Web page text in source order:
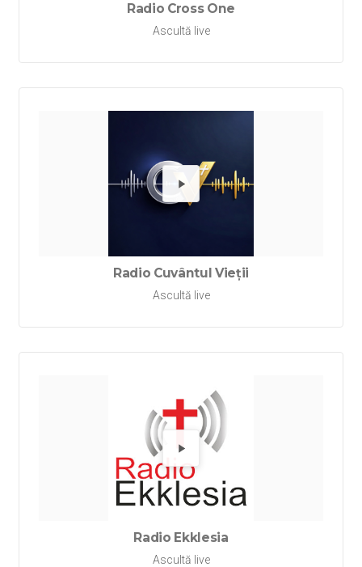
Radio Cross One
Ascultă live
Redă
Radio Cuvântul Vieții
Ascultă live
Redă
Radio Ekklesia
Ascultă live